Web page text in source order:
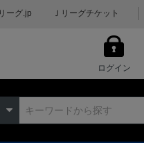
ーグ.jp Ｊリーグチケット
ログイン